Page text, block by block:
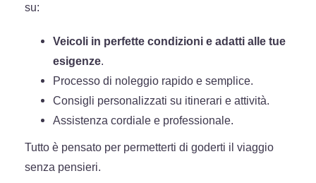
su:
Veicoli in perfette condizioni e adatti alle tue
esigenze.
Processo di noleggio rapido e semplice.
Consigli personalizzati su itinerari e attività.
Assistenza cordiale e professionale.
Tutto è pensato per permetterti di goderti il viaggio
senza pensieri.